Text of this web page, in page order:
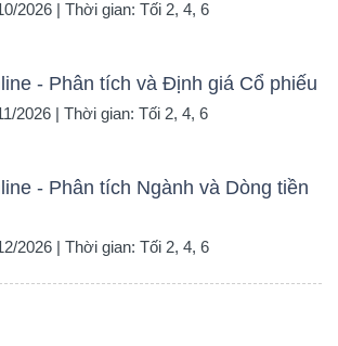
2026 | Thời gian: Tối 2, 4, 6
- Phân tích và Định giá Cổ phiếu
2026 | Thời gian: Tối 2, 4, 6
- Phân tích Ngành và Dòng tiền
2026 | Thời gian: Tối 2, 4, 6